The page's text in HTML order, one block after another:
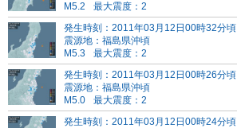
M5.2
最大震度：2
発生時刻：2011年03月12日00時32分頃
震源地：福島県沖頃
M5.3
最大震度：2
発生時刻：2011年03月12日00時26分頃
震源地：福島県沖頃
M5.0
最大震度：2
発生時刻：2011年03月12日00時24分頃